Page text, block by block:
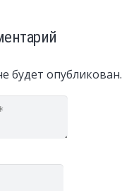
будет опубликован.